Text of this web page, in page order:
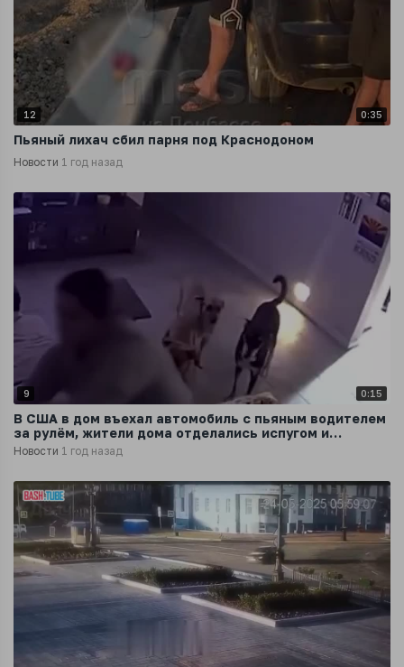
12 0:35
Пьяный лихач сбил парня под Краснодоном
Новости 1 год назад
9 0:15
В США в дом въехал автомобиль с пьяным водителем
за рулём, жители дома отделались испугом и
ссадинами
Новости 1 год назад